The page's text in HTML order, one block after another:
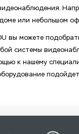
или небольшом
вы можете
системы
к нашему